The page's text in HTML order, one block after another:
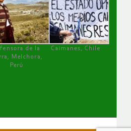
de la
Melchora,
Perú
Caimanes, Chile